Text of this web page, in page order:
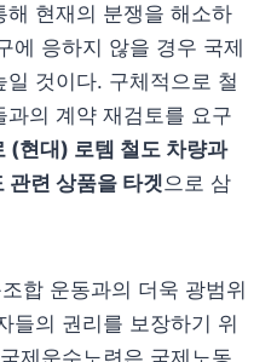
현재의 분쟁을 해소하
에 응하지 않을 경우 국제
것이다. 구체적으로 철
의 계약 재검토를 요구
(현대) 로템 철도 차량과
관련 상품을 타겟으로 삼
합 운동과의 더욱 광범위
들의 권리를 보장하기 위
제운수노련은 국제노동